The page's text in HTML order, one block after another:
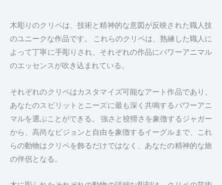
木彫りのクリペは、技術と精神的な意図が反映された職人技
のユニークな作品です。 これらのクリペは、熟練した職人に
よって丁寧に手彫りされ、それぞれの作品にパワーアニマル
のエッセンスが吹き込まれている。
それぞれのクリペはカスタマイズ可能なアート作品であり、
あなたのスピリットとニーズに最も深く共鳴するパワーアニ
マルを選ぶことができる。 強さと狡猾さを象徴するジャガー
から、高尚なビジョンと自由を象徴するイーグルまで、これ
らの動物はクリペを飾るだけではなく、あなたの精神的な旅
の伴侶となる。